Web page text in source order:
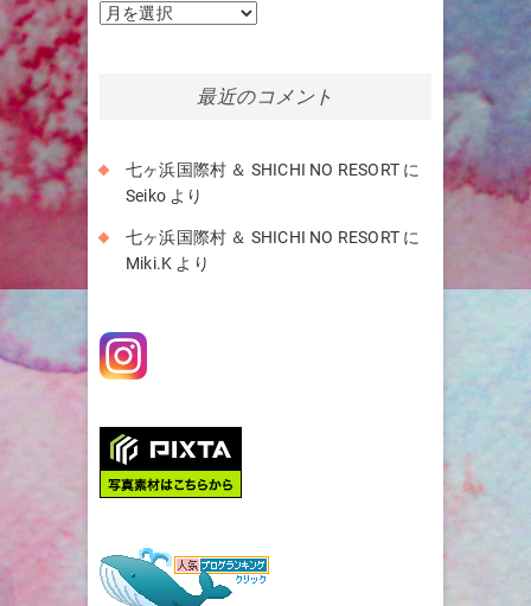
ア
最近のコメント
七ヶ浜国際村 ＆ SHICHI NO RESORT に
Seiko より
七ヶ浜国際村 ＆ SHICHI NO RESORT に
Miki.K より